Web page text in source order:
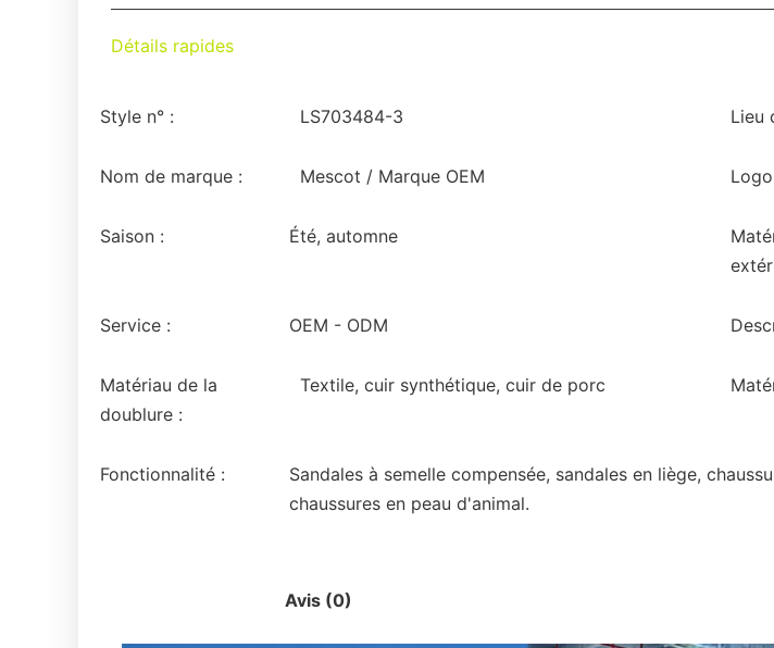
Détails rapides
Style n° : LS703484-3 Lieu
Nom de marque : Mescot / Marque OEM
Saison : Été, automne
Service : OEM - ODM
Matériau de la
doublure :
Textile, cuir synthétique, cuir de porc
Fonctionnalité :
Sandales à semelle compensée, sandales en liège,
chaussures en peau d'animal.
Avis (0)